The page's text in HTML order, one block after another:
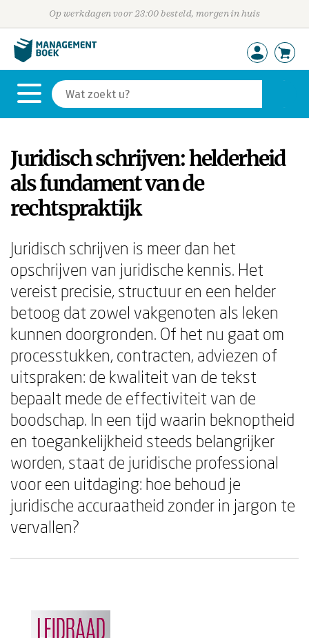
Op werkdagen voor 23:00 besteld, morgen in huis
Juridisch schrijven: helderheid
als fundament van de
rechtspraktijk
Juridisch schrijven is meer dan het
opschrijven van juridische kennis. Het
vereist precisie, structuur en een helder
betoog dat zowel vakgenoten als leken
kunnen doorgronden. Of het nu gaat om
processtukken, contracten, adviezen of
uitspraken: de kwaliteit van de tekst
bepaalt mede de effectiviteit van de
boodschap. In een tijd waarin beknoptheid
en toegankelijkheid steeds belangrijker
worden, staat de juridische professional
voor een uitdaging: hoe behoud je
juridische accuraatheid zonder in jargon te
vervallen?